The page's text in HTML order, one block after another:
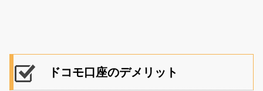
ドコモ口座のデメリット